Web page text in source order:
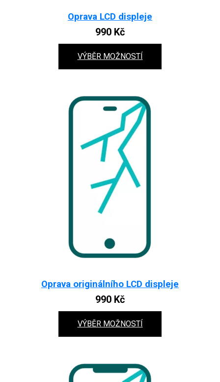
Oprava LCD displeje
990 Kč
VÝBĚR MOŽNOSTÍ
Oprava originálního LCD displeje
990 Kč
VÝBĚR MOŽNOSTÍ